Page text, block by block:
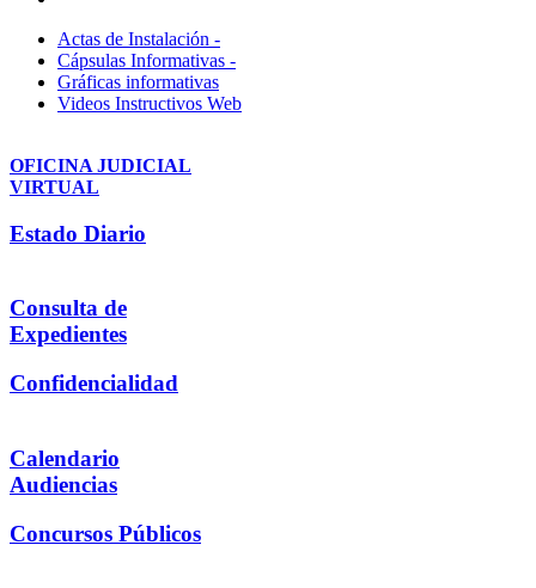
Actas de Instalación -
Cápsulas Informativas -
Gráficas informativas
Videos Instructivos Web
OFICINA JUDICIAL
VIRTUAL
Estado Diario
Consulta de
Expedientes
Confidencialidad
Calendario
Audiencias
Concursos Públicos